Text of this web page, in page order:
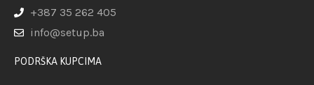
+387 35 262 405
info@setup.ba
PODRŠKA KUPCIMA